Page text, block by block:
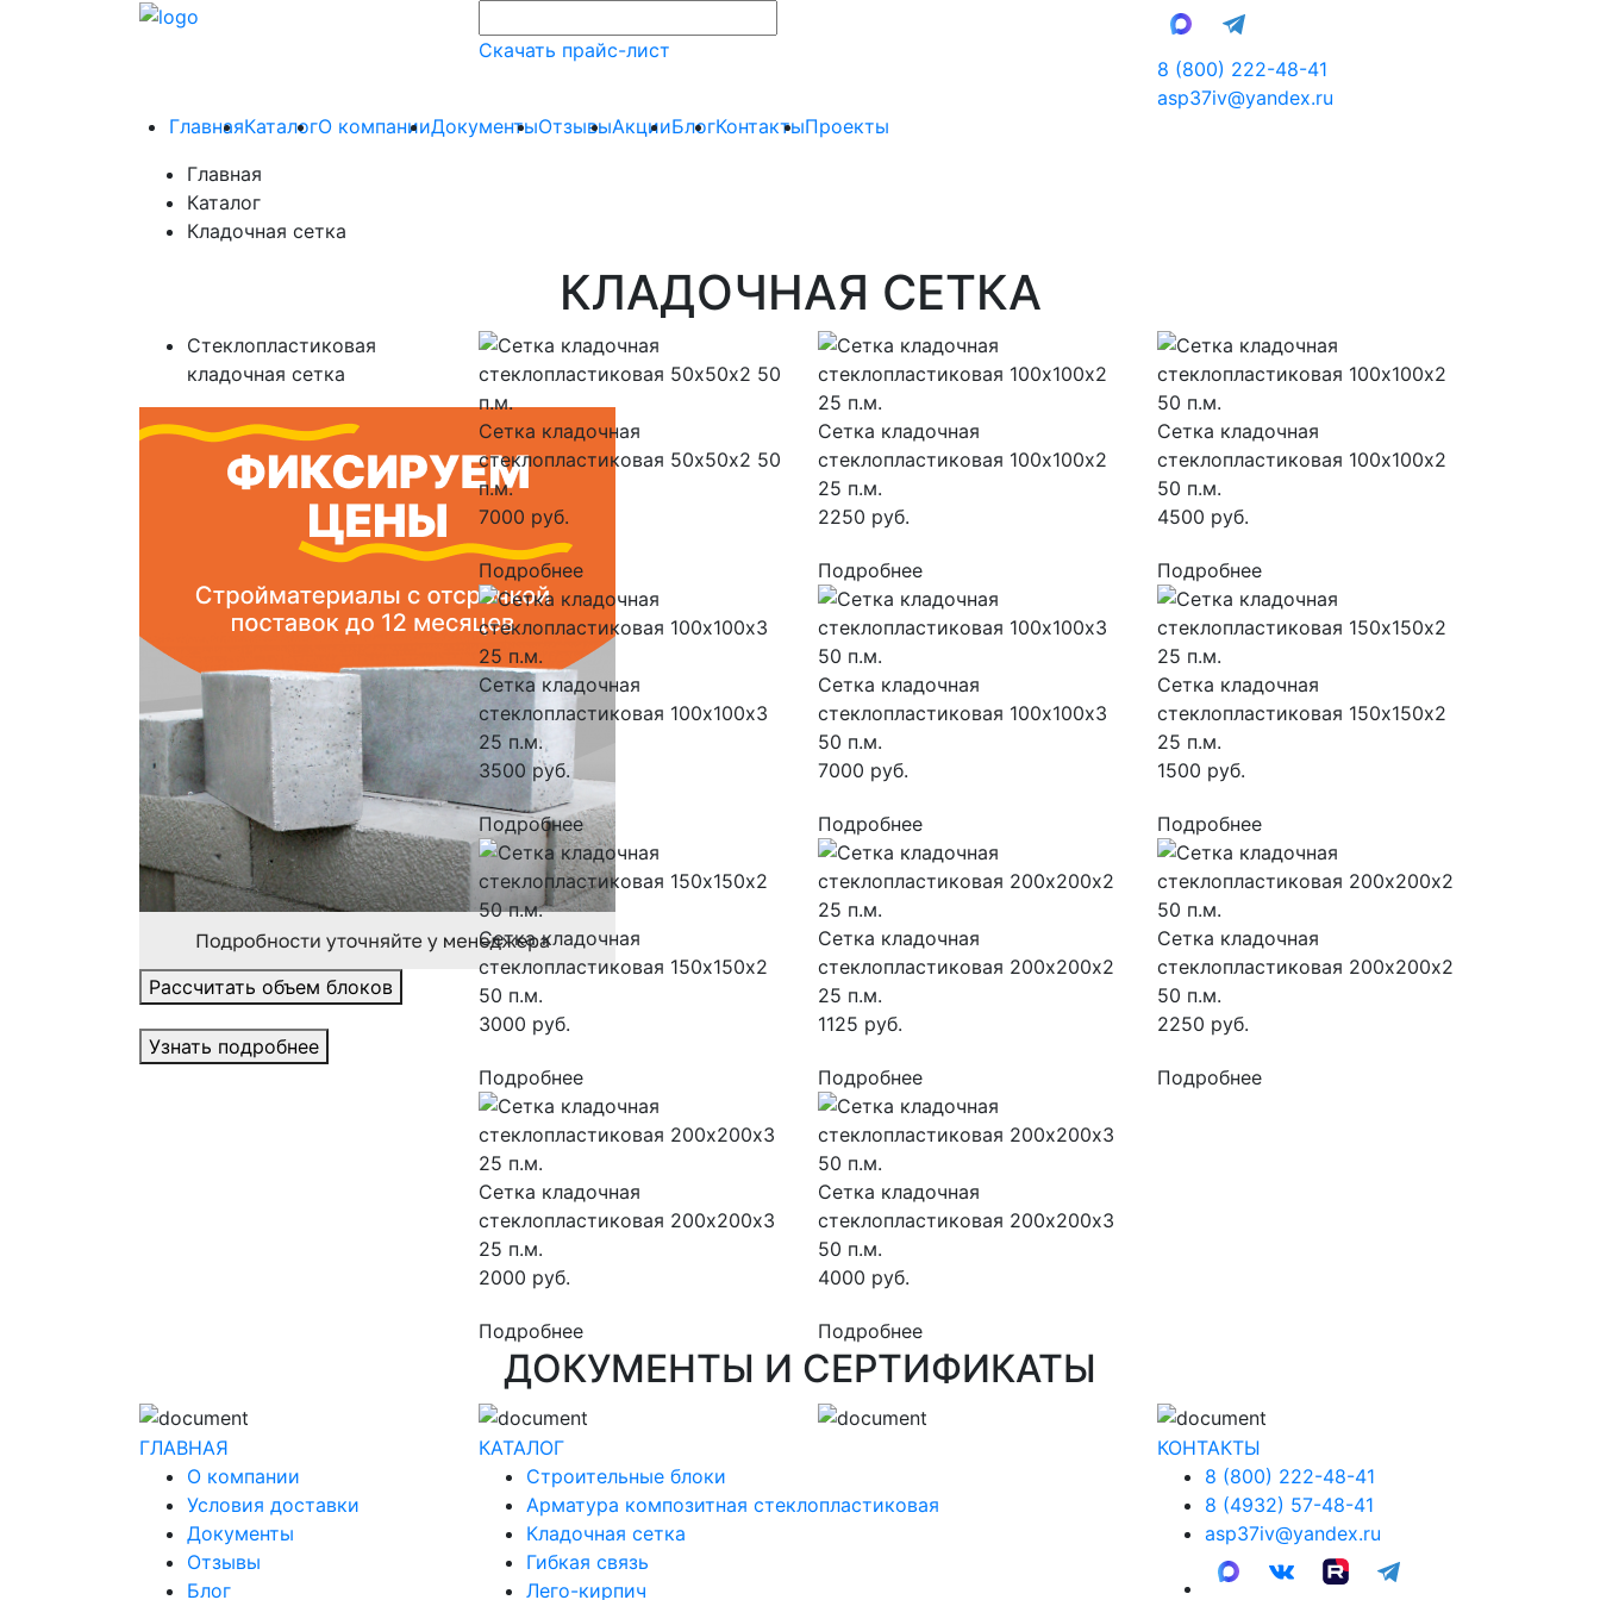
Скачать прайс-лист
8 (800) 222-48-41
asp37iv@yandex.ru
ГлавнаяКаталогО компанииДокументыОтзывыАкцииБлогКонтактыПроекты
Главная
Каталог
Кладочная сетка
КЛАДОЧНАЯ СЕТКА
Стеклопластиковая
кладочная сетка
Рассчитать объем блоков
Узнать подробнее
Сетка кладочная
стеклопластиковая 50х50х2 50
п.м.
7000 руб.
Подробнее
Сетка кладочная
стеклопластиковая 100х100х2
25 п.м.
2250 руб.
Подробнее
Сетка кладочная
стеклопластиковая 100х100х2
50 п.м.
4500 руб.
Подробнее
Сетка кладочная
стеклопластиковая 100х100х3
25 п.м.
3500 руб.
Подробнее
Сетка кладочная
стеклопластиковая 100х100х3
50 п.м.
7000 руб.
Подробнее
Сетка кладочная
стеклопластиковая 150х150х2
25 п.м.
1500 руб.
Подробнее
Сетка кладочная
стеклопластиковая 150х150х2
50 п.м.
3000 руб.
Подробнее
Сетка кладочная
стеклопластиковая 200х200х2
25 п.м.
1125 руб.
Подробнее
Сетка кладочная
стеклопластиковая 200х200х2
50 п.м.
2250 руб.
Подробнее
Сетка кладочная
стеклопластиковая 200х200х3
25 п.м.
2000 руб.
Подробнее
Сетка кладочная
стеклопластиковая 200х200х3
50 п.м.
4000 руб.
Подробнее
ДОКУМЕНТЫ И СЕРТИФИКАТЫ
ГЛАВНАЯ
О компании
Условия доставки
Документы
Отзывы
Блог
КАТАЛОГ
Строительные блоки
Арматура композитная стеклопластиковая
Кладочная сетка
Гибкая связь
Лего-кирпич
КОНТАКТЫ
8 (800) 222-48-41
8 (4932) 57-48-41
asp37iv@yandex.ru